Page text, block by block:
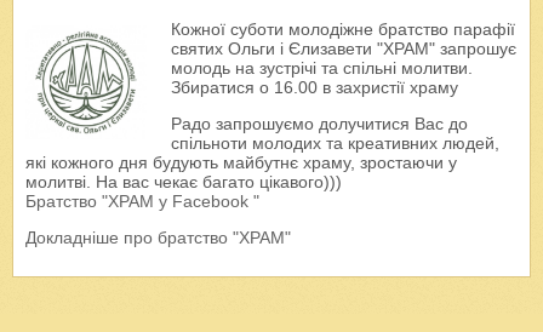
Кожної суботи молодіжне братство парафії
святих Ольги і Єлизавети "ХРАМ" запрошує
молодь на зустрічі та спільні молитви.
Збиратися о 16.00 в захристії храму
Радо запрошуємо долучитися Вас до
спільноти молодих та креативних людей,
які кожного дня будують майбутнє храму, зростаючи у
молитві. На вас чекає багато цікавого)))
Братство "ХРАМ у Facebook "
Докладніше про братство "ХРАМ"